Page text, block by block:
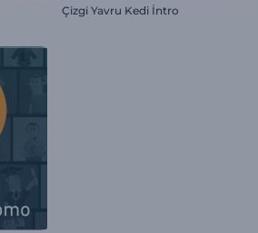
Çizgi Yavru Kedi İntro